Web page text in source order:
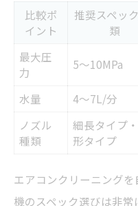
比較ポ
イント
推奨スペッ
類
最大圧
力
5〜10MPa
水量
4〜7L/分
ノズル
種類
細長タイプ
形タイプ
エアコンクリーニング
機のスペック選びは非